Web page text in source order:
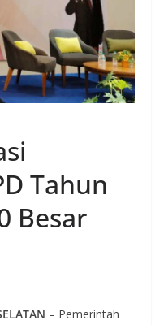
Tahun
Besar
– Pemerintah